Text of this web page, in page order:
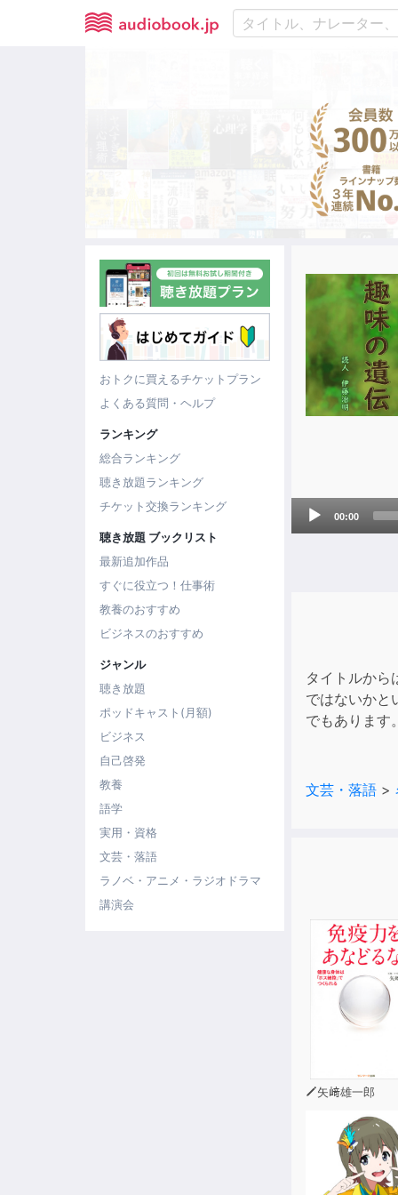
おトクに買えるチケットプラン
よくある質問・ヘルプ
ランキング
総合ランキング
聴き放題ランキング
チケット交換ランキング
聴き放題 ブックリスト
最新追加作品
すぐに役立つ！仕事術
教養のおすすめ
ビジネスのおすすめ
ジャンル
聴き放題
ポッドキャスト(月額)
ビジネス
自己啓発
教養
語学
実用・資格
文芸・落語
ラノベ・アニメ・ラジオドラマ
講演会
Audio
00:00
タイトルから
ではないかと
でもあります
文芸・落語 >
矢﨑雄一郎